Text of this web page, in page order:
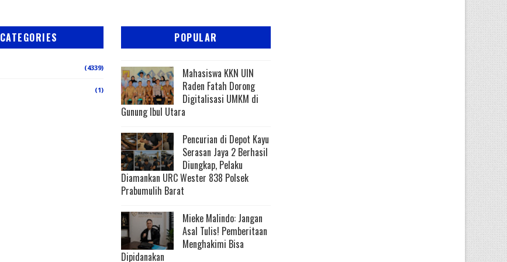
CATEGORIES
(4339)
(1)
POPULAR
Mahasiswa KKN UIN
Raden Fatah Dorong
Digitalisasi UMKM di
Gunung Ibul Utara
Pencurian di Depot Kayu
Serasan Jaya 2 Berhasil
Diungkap, Pelaku
Diamankan URC Wester 838 Polsek
Prabumulih Barat
Mieke Malindo: Jangan
Asal Tulis! Pemberitaan
Menghakimi Bisa
Dipidanakan